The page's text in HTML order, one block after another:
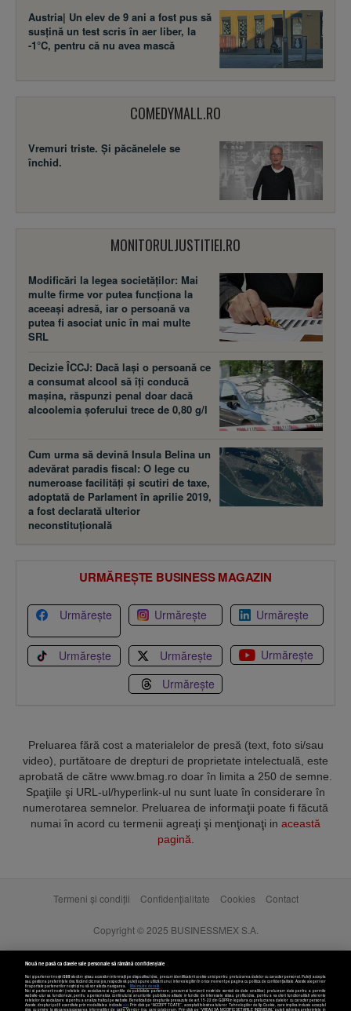
Austria| Un elev de 9 ani a fost pus să
susţină un test scris în aer liber, la
-1°C, pentru că nu avea mască
COMEDYMALL.RO
Vremuri triste. Şi păcănelele se
închid.
MONITORULJUSTITIEI.RO
Modificări la legea societăţilor: Mai
multe firme vor putea funcţiona la
aceeaşi adresă, iar o persoană va
putea fi asociat unic în mai multe
SRL
Decizie ÎCCJ: Dacă laşi o persoană ce
a consumat alcool să îţi conducă
maşina, răspunzi penal doar dacă
alcoolemia şoferului trece de 0,80 g/l
Cum urma să devină Insula Belina un
adevărat paradis fiscal: O lege cu
numeroase facilităţi şi scutiri de taxe,
adoptată de Parlament în aprilie 2019,
a fost declarată ulterior
neconstituţională
URMĂREȘTE BUSINESS MAGAZIN
Urmărește Urmărește Urmărește
Urmărește Urmărește
Urmărește
Urmărește
Preluarea fără cost a materialelor de presă (text, foto si/sau
video), purtătoare de drepturi de proprietate intelectuală, este
aprobată de către www.bmag.ro doar în limita a 250 de semne.
Spaţiile şi URL-ul/hyperlink-ul nu sunt luate în considerare în
numerotarea semnelor. Preluarea de informaţii poate fi făcută
numai în acord cu termenii agreaţi şi menţionaţi in această
pagină
Termeni și condiții Confidențialitate Cookies Contact
Copyright © 2025 BUSINESSMEX S.A.
Nouă ne pasă ca datele tale personale să rămână confidențiale
Noi și partenerii noștri589stocăm și/sau accesăm informații pe dispozitivul dvs., precum identificatorii cookie unici pentru prelucrarea datelor cu caracter personal. Puteți accepta
sau gestiona preferințele dvs. făcând clic mai jos, respectiv vă puteți opune utilizării unui interes legitim în orice moment pe pagina cu politica de confidențialitate. Aceste alegeri vor
fi raportate partenerilor noștri și nu vă vor afecta navigarea.
Mai multe detalii
Noi si partenerii nostri (retelele de socializare si agentiile de publicitate partenere, precum si furnizorii nostri de servicii de date analitice) prelucram date pentru a permite
website-ului sa functioneze, pentru a personaliza continutul si anunturile publicitare afisate in functie de interesele si/sau profilul dvs., pentru a va oferi functionalitati aferente
retelelor de socializare si pentru a analiza traficul pe website. Beneficiati de drepturile prevazute de art. 15-22 din GDPR in legatura cu prelucrarea datelor cu caracter personal.
Aceste drepturi pot fi exercitate prin modalitatea indicataaici. Prin click pe “ACCEPT TOATE”, acceptati folosirea tuturor Tehnologiilor de tip Cookie, care implica inclusiv acceptul
dvs. cu privire la stocarea/accesarea informatiilor de catre Vendor-ii cu care colaboram. Prin click pe “VREAU SA MODIFIC SETARILE INDIVIDUAL” puteti schimba preferintele in